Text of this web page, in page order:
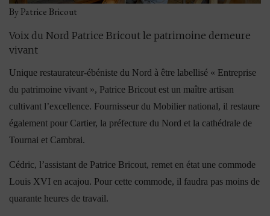
By Patrice Bricout
Voix du Nord Patrice Bricout le patrimoine demeure
vivant
Unique restaurateur-ébéniste du Nord à être labellisé « Entreprise
du patrimoine vivant », Patrice Bricout est un maître artisan
cultivant l’excellence. Fournisseur du Mobilier national, il restaure
également pour Cartier, la préfecture du Nord et la cathédrale de
Tournai et Cambrai.
Cédric, l’assistant de Patrice Bricout, remet en état une commode
Louis XVI en acajou. Pour cette commode, il faudra pas moins de
quarante heures de travail.